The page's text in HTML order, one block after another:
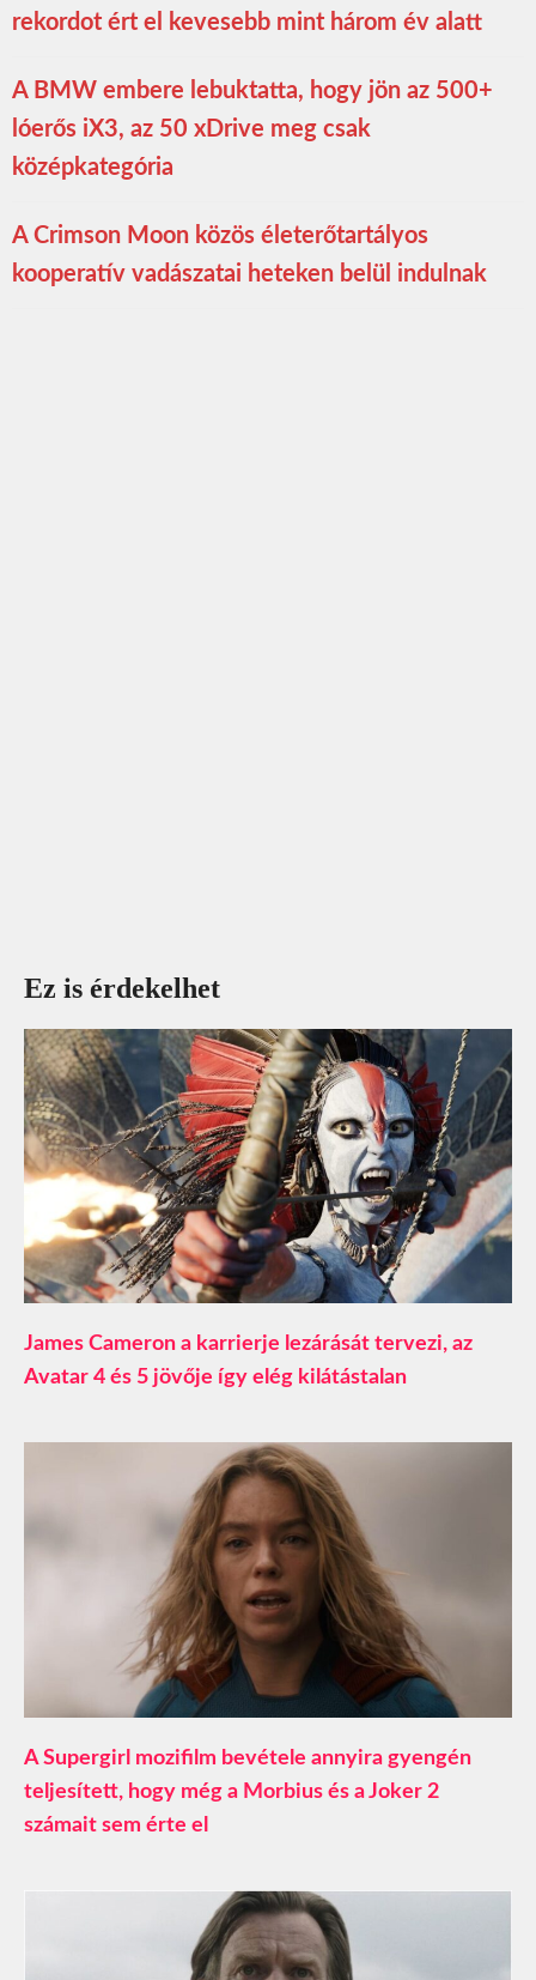
rekordot ért el kevesebb mint három év alatt
A BMW embere lebuktatta, hogy jön az 500+
lóerős iX3, az 50 xDrive meg csak
középkategória
A Crimson Moon közös életerőtartályos
kooperatív vadászatai heteken belül indulnak
Ez is érdekelhet
James Cameron a karrierje lezárását tervezi, az
Avatar 4 és 5 jövője így elég kilátástalan
A Supergirl mozifilm bevétele annyira gyengén
teljesített, hogy még a Morbius és a Joker 2
számait sem érte el